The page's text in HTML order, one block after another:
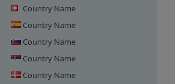
Country Name
Country Name
Country Name
Country Name
Country Name